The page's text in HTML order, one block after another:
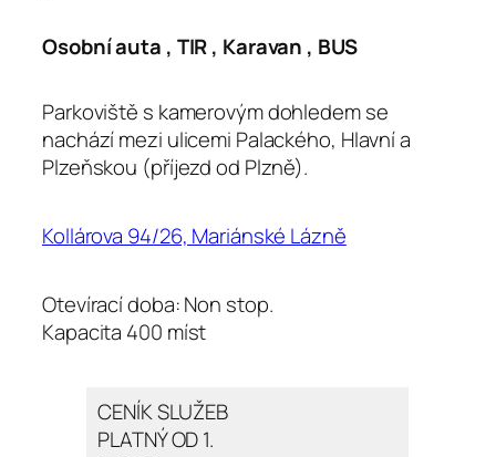
Osobní auta , TIR , Karavan , BUS
Parkoviště s kamerovým dohledem se
nachází mezi ulicemi Palackého, Hlavní a
Plzeňskou (příjezd od Plzně).
Kollárova 94/26, Mariánské Lázně
Otevírací doba: Non stop.
Kapacita 400 míst
CENÍK SLUŽEB
PLATNÝ OD 1.